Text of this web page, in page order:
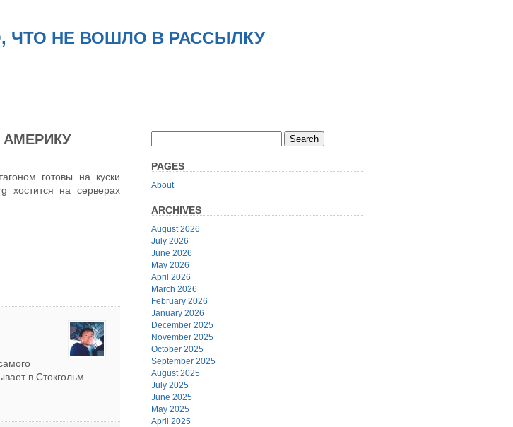
ЧТО НЕ ВОШЛО В РАССЫЛКУ
АМЕРИКУ
готовы на куски
хостится на серверах
в Стокгольм.
PAGES
About
ARCHIVES
August 2026
July 2026
June 2026
May 2026
April 2026
March 2026
February 2026
January 2026
December 2025
November 2025
October 2025
September 2025
August 2025
July 2025
June 2025
May 2025
April 2025